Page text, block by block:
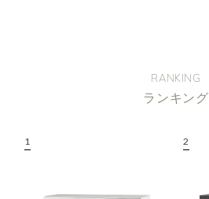
RANKING
ランキング